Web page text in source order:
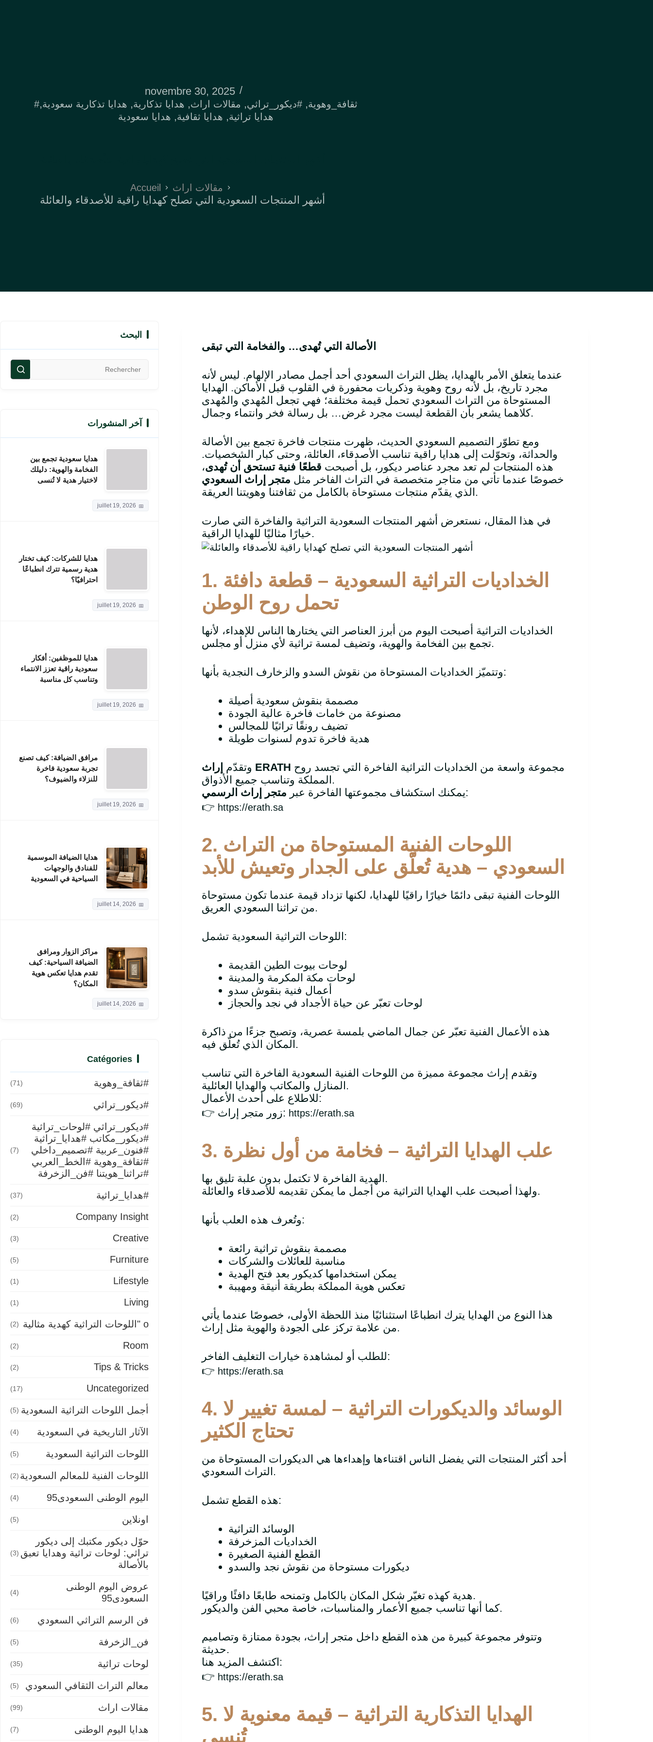
novembre 30, 2025
#ثقافة_وهوية,#ديكور_تراثي, مقالات اراث, هدايا تذكارية, هدايا تذكارية سعودية,
هدايا تراثية, هدايا ثقافية, هدايا سعودية
Accueil مقالات اراث
أشهر المنتجات السعودية التي تصلح كهدايا راقية للأصدقاء والعائلة
الأصالة التي تُهدى… والفخامة التي تبقى
عندما يتعلق الأمر بالهدايا، يظل التراث السعودي أحد أجمل مصادر الإلهام. ليس لأنه
مجرد تاريخ، بل لأنه روح وهوية وذكريات محفورة في القلوب قبل الأماكن. الهدايا
المستوحاة من التراث السعودي تحمل قيمة مختلفة؛ فهي تجعل المُهدي والمُهدى
كلاهما يشعر بأن القطعة ليست مجرد غرض… بل رسالة فخر وانتماء وجمال.
ومع تطوّر التصميم السعودي الحديث، ظهرت منتجات فاخرة تجمع بين الأصالة
والحداثة، وتحوّلت إلى هدايا راقية تناسب الأصدقاء، العائلة، وحتى كبار الشخصيات.
هذه المنتجات لم تعد مجرد عناصر ديكور، بل أصبحت قطعًا فنية تستحق أن تُهدى،
خصوصًا عندما تأتي من متاجر متخصصة في التراث الفاخر مثل متجر إراث السعودي
الذي يقدّم منتجات مستوحاة بالكامل من ثقافتنا وهويتنا العريقة.
في هذا المقال، نستعرض أشهر المنتجات السعودية التراثية والفاخرة التي صارت
خيارًا مثاليًا للهدايا الراقية.
1. الخداديات التراثية السعودية – قطعة دافئة
تحمل روح الوطن
الخداديات التراثية أصبحت اليوم من أبرز العناصر التي يختارها الناس للإهداء، لأنها
تجمع بين الفخامة والهوية، وتضيف لمسة تراثية لأي منزل أو مجلس.
وتتميّز الخداديات المستوحاة من نقوش السدو والزخارف النجدية بأنها:
مصممة بنقوش سعودية أصيلة
مصنوعة من خامات فاخرة عالية الجودة
تضيف رونقًا تراثيًا للمجالس
هدية فاخرة تدوم لسنوات طويلة
وتقدّم إراث ERATH
المملكة وتناسب جميع الأذواق.
يمكنك استكشاف مجموعتها الفاخرة عبر متجر إراث الرسمي
:
👉 https://erath.sa
2. اللوحات الفنية المستوحاة من التراث
السعودي – هدية تُعلّق على الجدار وتعيش للأبد
اللوحات الفنية تبقى دائمًا خيارًا راقيًا للهدايا، لكنها تزداد قيمة عندما تكون مستوحاة
من تراثنا السعودي العريق.
اللوحات التراثية السعودية تشمل:
لوحات بيوت الطين القديمة
لوحات مكة المكرمة والمدينة
أعمال فنية بنقوش سدو
لوحات تعبّر عن حياة الأجداد في نجد والحجاز
هذه الأعمال الفنية تعبّر عن جمال الماضي بلمسة عصرية، وتصبح جزءًا من ذاكرة
المكان الذي تُعلّق فيه.
وتقدم إراث مجموعة مميزة من اللوحات الفنية السعودية الفاخرة التي تناسب
المنازل والمكاتب والهدايا العائلية.
للاطلاع على أحدث الأعمال:
👉 زور متجر إراث: https://erath.sa
3. علب الهدايا التراثية – فخامة من أول نظرة
الهدية الفاخرة لا تكتمل بدون علبة تليق بها.
ولهذا أصبحت علب الهدايا التراثية من أجمل ما يمكن تقديمه للأصدقاء والعائلة.
وتُعرف هذه العلب بأنها:
مصممة بنقوش تراثية رائعة
مناسبة للعائلات والشركات
يمكن استخدامها كديكور بعد فتح الهدية
تعكس هوية المملكة بطريقة أنيقة ومهيبة
هذا النوع من الهدايا يترك انطباعًا استثنائيًا منذ اللحظة الأولى، خصوصًا عندما يأتي
من علامة تركز على الجودة والهوية مثل إراث.
للطلب أو لمشاهدة خيارات التغليف الفاخر:
👉 https://erath.sa
4. الوسائد والديكورات التراثية – لمسة تغيير لا
تحتاج الكثير
أحد أكثر المنتجات التي يفضل الناس اقتناءها وإهداءها هي الديكورات المستوحاة من
التراث السعودي.
هذه القطع تشمل:
الوسائد التراثية
الخداديات المزخرفة
القطع الفنية الصغيرة
ديكورات مستوحاة من نقوش نجد والسدو
هدية كهذه تغيّر شكل المكان بالكامل وتمنحه طابعًا دافئًا وراقيًا.
كما أنها تناسب جميع الأعمار والمناسبات، خاصة محبي الفن والديكور.
وتتوفر مجموعة كبيرة من هذه القطع داخل متجر إراث، بجودة ممتازة وتصاميم
حديثة.
اكتشف المزيد هنا:
👉 https://erath.sa
5. الهدايا التذكارية التراثية – قيمة معنوية لا
تُنسى
البحث
آخر المنشورات
هدايا سعودية تجمع بين
الفخامة والهوية: دليلك
لاختيار هدية لا تُنسى
juillet 19, 2026
هدايا للشركات: كيف تختار
هدية رسمية تترك انطباعًا
احترافيًا؟
juillet 19, 2026
هدايا للموظفين: أفكار
سعودية راقية تعزز الانتماء
وتناسب كل مناسبة
juillet 19, 2026
مرافق الضيافة: كيف تصنع
تجربة سعودية فاخرة
للنزلاء والضيوف؟
juillet 19, 2026
هدايا الضيافة الموسمية
للفنادق والوجهات
السياحية في السعودية
juillet 14, 2026
مراكز الزوار ومرافق
الضيافة السياحية: كيف
تقدم هدايا تعكس هوية
المكان؟
juillet 14, 2026
Catégories
#ثقافة_وهوية (71)
#ديكور_تراثي (69)
#ديكور_تراثي #لوحات_تراثية
#ديكور_مكاتب #هدايا_تراثية
#فنون_عربية #تصميم_داخلي
#ثقافة_وهوية #الخط_العربي
#تراثنا_هويتنا #فن_الزخرفة
(7)
#هدايا_تراثية (37)
Company Insight
(2)
Creative
(3)
Furniture
(5)
Lifestyle
(1)
Living
(1)
o "اللوحات التراثية كهدية مثالية (2)
Room
(2)
Tips & Tricks
(2)
Uncategorized
(17)
أجمل اللوحات التراثية السعودية (5)
الآثار التاريخية في السعودية (4)
اللوحات التراثية السعودية (5)
اللوحات الفنية للمعالم السعودية (2)
اليوم الوطنى السعودى95 (4)
اونلاين (5)
حوّل ديكور مكتبك إلى ديكور
تراثي: لوحات تراثية وهدايا تعبق
بالأصالة
(3)
عروض اليوم الوطنى
السعودى95
(4)
فن الرسم التراثي السعودي (6)
فن_الزخرفة (5)
لوحات تراثية (35)
معالم التراث الثقافي السعودي (5)
مقالات اراث (99)
هدايا اليوم الوطنى (7)